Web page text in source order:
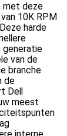
met deze
10K RPM
harde
generatie
van de
branche
de
Dell
meest